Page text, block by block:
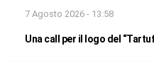
7 Agosto 2026 - 13:58
Una call per il logo del